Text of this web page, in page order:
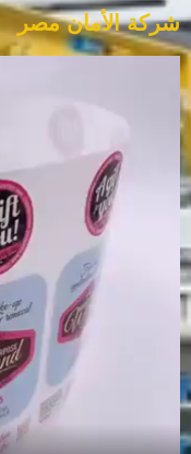
شركة الأمان مصر